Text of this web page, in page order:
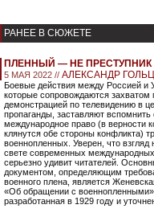
РАНЕЕ В СЮЖЕТЕ
ПЛЕННЫЙ — НЕ ПРЕСТУПНИК
5 МАЯ 2022 // АЛЕКСАНДР ГОЛЬЦ
Боевые действия между Россией и
которые сопровождаются захватом
демонстрацией по телевидению в
пропаганды, заставляют вспомнить
международное право (в верности
клянутся обе стороны конфликта)
военнопленных. Уверен, что взгляд
свете современных
серьезно удивит читателей.
документом, определяющим
военного плена, является
«Об обращении с военнопленными»,
разработанная в 1929 году и